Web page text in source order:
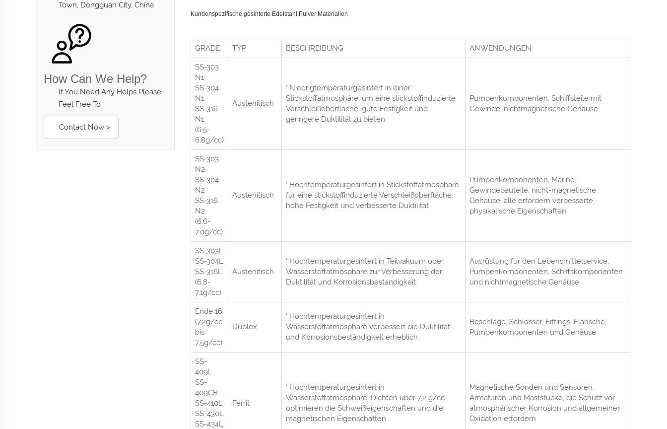
Town, Dongguan City, China
How Can We Help?
If You Need Any Helps Please
Feel Free To
Contact Now >
Kundenspezifische gesinterte Edelstahl Pulver Materialien
GRADE TYP BESCHREIBUNG ANWENDUNGEN
SS-303
N1
SS-304
N1
SS-316
N1
(6,5-
6,8g/cc)
Austenitisch
‘ Niedrigtemperaturgesintert in einer
Stickstoffatmosphäre, um eine stickstoffinduzierte
Verschleißoberfläche, gute Festigkeit und
geringere Duktilität zu bieten
Pumpenkomponenten, Schiffsteile mit
Gewinde, nichtmagnetische Gehäuse
SS-303
N2
SS-304
N2
SS-316
N2
(6.6-
7.0g/cc)
Austenitisch
‘ Hochtemperaturgesintert in Stickstoffatmosphäre
für eine stickstoffinduzierte Verschleißoberfläche,
hohe Festigkeit und verbesserte Duktilität
Pumpenkomponenten, Marine-
Gewindebauteile, nicht-magnetische
Gehäuse, alle erfordern verbesserte
physikalische Eigenschaften
SS-303L
SS-304L
SS-316L
(6.8-
7.1g/cc)
Austenitisch
‘ Hochtemperaturgesintert in Teilvakuum oder
Wasserstoffatmosphäre zur Verbesserung der
Duktilität und Korrosionsbeständigkeit
Ausrüstung für den Lebensmittelservice,
Pumpenkomponenten, Schiffskomponenten
und nichtmagnetische Gehäuse
Ende 16
(7,2g/cc
bis
7,5g/cc)
Duplex
‘ Hochtemperaturgesintert in
Wasserstoffatmosphäre verbessert die Duktilität
und Korrosionsbeständigkeit erheblich
Beschläge, Schlösser, Fittings, Flansche,
Pumpenkomponenten und Gehäuse
SS-
409L
SS-
409CB
SS-410L
SS-430L
SS-434L
Ferrit
‘ Hochtemperaturgesintert in
Wasserstoffatmosphäre, Dichten über 7,2 g/cc
optimieren die Schweißeigenschaften und die
magnetischen Eigenschaften
Magnetische Sonden und Sensoren,
Armaturen und Maststücke, die Schutz vor
atmosphärischer Korrosion und allgemeiner
Oxidation erfordern